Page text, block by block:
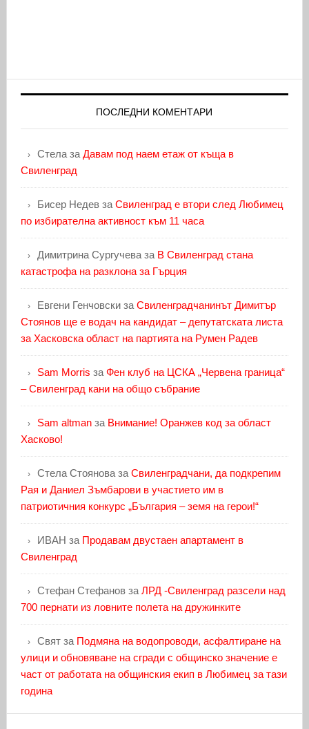
ПОСЛЕДНИ КОМЕНТАРИ
Стелаза Давам под наем етаж от къща в
Свиленград
Бисер Недевза Свиленград е втори след Любимец
по избирателна активност към 11 часа
Димитрина Сургучеваза В Свиленград стана
катастрофа на разклона за Гърция
Евгени Генчовскиза Свиленградчанинът Димитър
Стоянов ще е водач на кандидат – депутатската листа
за Хасковска област на партията на Румен Радев
Sam Morris за Фен клуб на ЦСКА „Червена граница“
– Свиленград кани на общо събрание
Sam altmanза Внимание! Оранжев код за област
Хасково!
Стела Стояноваза Свиленградчани, да подкрепим
Рая и Даниел Зъмбарови в участието им в
патриотичния конкурс „България – земя на герои!“
ИВАН за Продавам двустаен апартамент в
Свиленград
Стефан Стефановза ЛРД -Свиленград разсели над
700 пернати из ловните полета на дружинките
Святза Подмяна на водопроводи, асфалтиране на
улици и обновяване на сгради с общинско значение е
част от работата на общинския екип в Любимец за тази
година